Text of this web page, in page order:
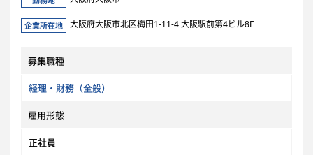
企業所在地 大阪府大阪市北区梅田1-11-4 大阪駅前第4ビル8F
募集職種
経理・財務（全般）
雇用形態
正社員